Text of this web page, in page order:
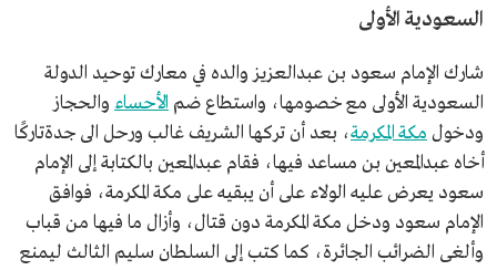
السعودية الأولى
شارك الإمام سعود بن عبدالعزيز والده في معارك توحيد الدولة
السعودية الأولى مع خصومها، واستطاع ضم الأحساء والحجاز
ودخول مكة المكرمة، بعد أن تركها الشريف غالب ورحل الى جدةتاركًا
أخاه عبدالمعين بن مساعد فيها، فقام عبدالمعين بالكتابة إلى الإمام
سعود يعرض عليه الولاء على أن يبقيه على مكة المكرمة، فوافق
الإمام سعود ودخل مكة المكرمة دون قتال، وأزال ما فيها من قباب
وألغى الضرائب الجائرة، كما كتب إلى السلطان سليم الثالث ليمنع